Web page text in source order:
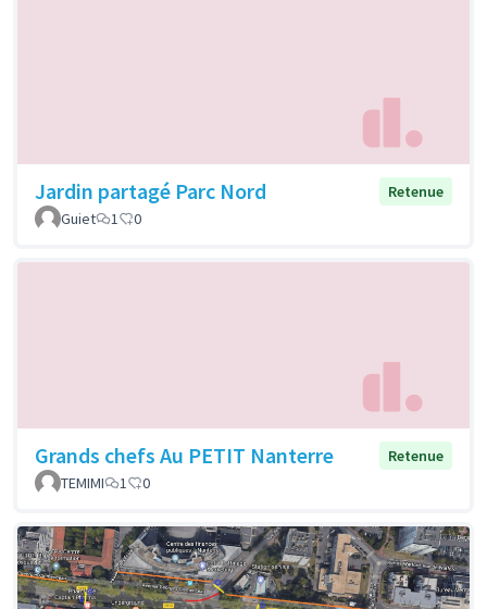
Jardin partagé Parc Nord
Retenue
Guiet
1 0
Grands chefs Au PETIT Nanterre
Retenue
TEMIMI
1 0